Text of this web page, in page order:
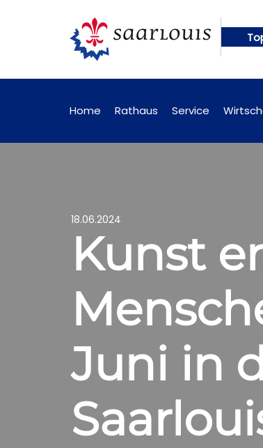
künftig online abrufbar
Home Rathaus Service
18.06.2024
Kunst
Juni in